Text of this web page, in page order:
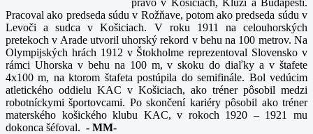
právo v Košiciach, Kluži a Budapešti.
Pracoval ako predseda súdu v Rožňave, potom ako predseda súdu v
Levoči a sudca v Košiciach. V roku 1911 na celouhorských
pretekoch v Arade utvoril uhorský rekord v behu na 100 metrov. Na
Olympijských hrách 1912 v Štokholme reprezentoval Slovensko v
rámci Uhorska v behu na 100 m, v skoku do diaľky a v štafete
4x100 m, na ktorom štafeta postúpila do semifinále. Bol vedúcim
atletického oddielu KAC v Košiciach, ako tréner pôsobil medzi
robotníckymi športovcami. Po skončení kariéry pôsobil ako tréner
materského košického klubu KAC, v rokoch 1920 – 1921 mu
dokonca šéfoval. - MM-